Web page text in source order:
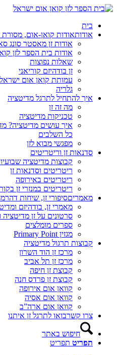
בית
אודותאודות קואן-אום, מסורת
אודות זן מאסטר סונג
אודות בית הספר לזן
שאלות נפוצות
זן בודהיזם קוריאני
עמותת קואן אום ישראל
גלריה
איך להתחיל לתרגל מדיטציה
מה זה זן
טכניקות מדיטציה
איך עושים מדיטציה?
כל השלבים
מפגשי מבוא לזן
סדנאות זן וריטריטים
קבוצות מדיטציה
ריטריטים וסדנאות זן
ריטריטים באירופה
ריטריטים במנזרי זן
מאמריםסיפורי זן, שיחות
מאמרי זן, בודהיזם
סרטונים על זן מדיטציה
ספרים מומלצים
מגזין Primary Point
קבוצות תרגול מדיטציה
מרכז זן הוד השרון
מרכז זן תל אביב
קבוצת זן חיפה
קבוצת זן פרדס חנה
קוואן אום אירופה
קוואן אום אסיה
קוואן אום ארה”ב
צרו קשרבואו לתרגל זן איתנו
חיפוש באתר
תפריט תפריט